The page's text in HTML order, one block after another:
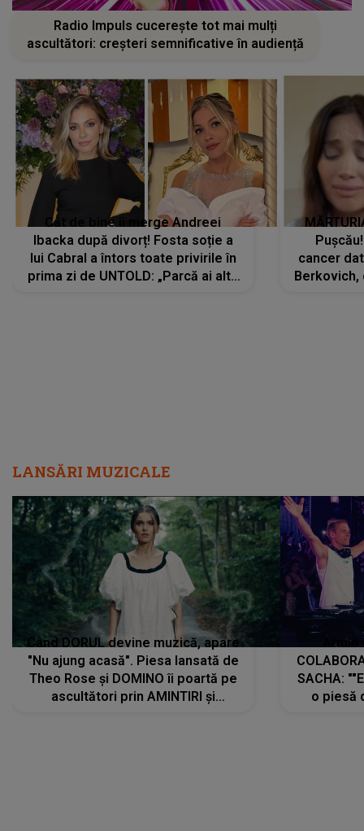
Radio Impuls cucerește tot mai mulți
ascultători: creșteri semnificative în audiență
Cât de bine îi merge Andreei
Ibacka după divorț! Fosta soție a
lui Cabral a întors toate privirile în
prima zi de UNTOLD: „Parcă ai altă
cancer
Berkovich,
LANSĂRI MUZICALE
Când DORUL devine muzică, apare
"Nu ajung acasă". Piesa lansată de
Theo Rose și DOMINO îi poartă pe
ascultători prin AMINTIRI și
SACHA:
o piesă